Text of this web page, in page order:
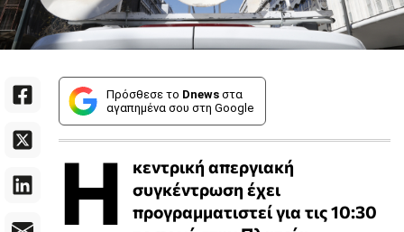
Πρόσθεσε το Dnews στα
αγαπημένα σου στη Google
Η
κεντρική απεργιακή
συγκέντρωση έχει
προγραμματιστεί για τις 10:30